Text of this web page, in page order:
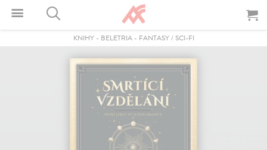
KNIHY- BELETRIA- FANTASY / SCI-FI